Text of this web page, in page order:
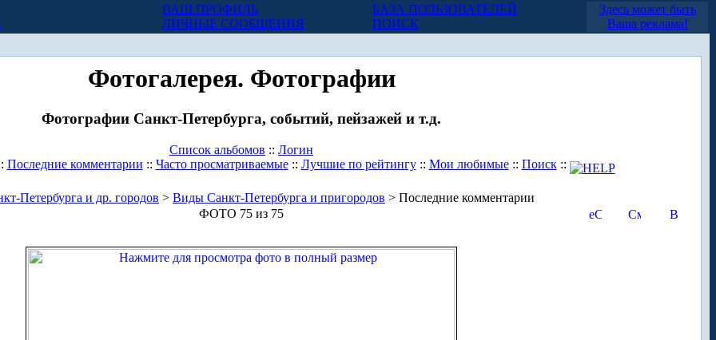
ВАШ ПРОФИЛЬ
ЛИЧНЫЕ СООБЩЕНИЯ
БАЗА ПОЛЬЗОВАТЕЛЕЙ
ПОИСК
Здесь может быть
Ваша реклама!
Фотогалерея. Фотографии
Фотографии Санкт-Петербурга, событий, пейзажей и т.д.
Список альбомов :: Логин
Последние комментарии :: Часто просматриваемые:: Лучшие по рейтингу:: Мои любимые:: Поиск::
Петербурга и др. городов > Виды Санкт-Петербурга и пригородов > Последние комментарии
ФОТО 75 из 75